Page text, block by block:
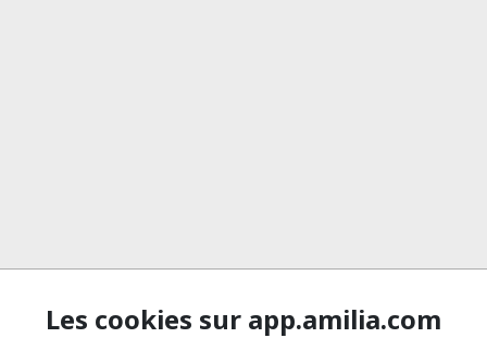
Les cookies sur app.amilia.com